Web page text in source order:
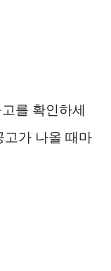
를 확인하세
고가 나올 때마